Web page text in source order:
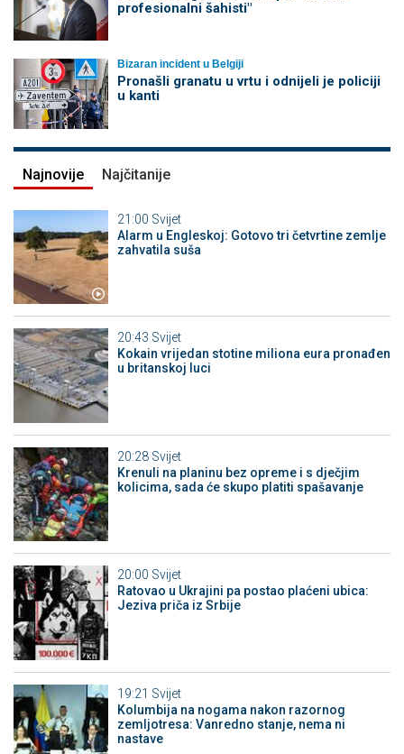
profesionalni šahisti"
Bizaran incident u Belgiji
Pronašli granatu u vrtu i odnijeli je policiji
u kanti
Najnovije Najčitanije
21:00 Svijet
Alarm u Engleskoj: Gotovo tri četvrtine zemlje
zahvatila suša
20:43 Svijet
Kokain vrijedan stotine miliona eura pronađen
u britanskoj luci
20:28 Svijet
Krenuli na planinu bez opreme i s dječjim
kolicima, sada će skupo platiti spašavanje
20:00 Svijet
Ratovao u Ukrajini pa postao plaćeni ubica:
Jeziva priča iz Srbije
19:21 Svijet
Kolumbija na nogama nakon razornog
zemljotresa: Vanredno stanje, nema ni
nastave